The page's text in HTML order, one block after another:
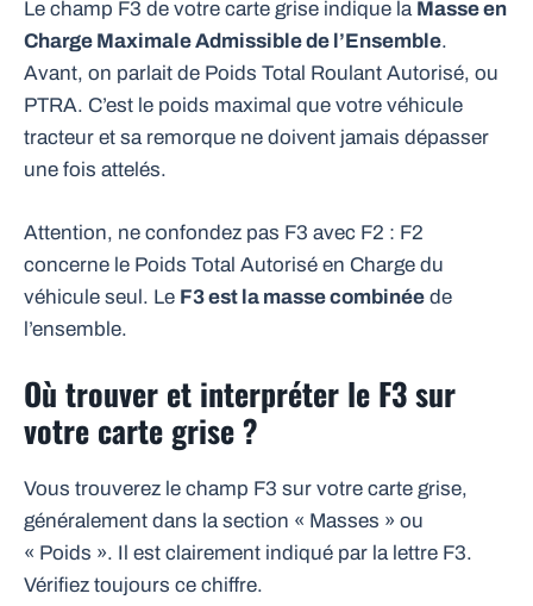
Le champ F3 de votre carte grise indique la Masse en
Charge Maximale Admissible de l’Ensemble.
Avant, on parlait de Poids Total Roulant Autorisé, ou
PTRA. C’est le poids maximal que votre véhicule
tracteur et sa remorque ne doivent jamais dépasser
une fois attelés.
Attention, ne confondez pas F3 avec F2 : F2
concerne le Poids Total Autorisé en Charge du
véhicule seul. Le F3 est la masse combinée de
l’ensemble.
Où trouver et interpréter le F3 sur
votre carte grise ?
Vous trouverez le champ F3 sur votre carte grise,
généralement dans la section « Masses » ou
« Poids ». Il est clairement indiqué par la lettre F3.
Vérifiez toujours ce chiffre.